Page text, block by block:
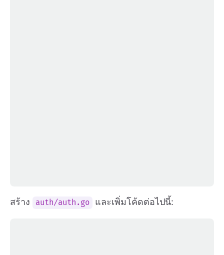
สร้าง auth/auth.go และเพิ่มโค้ดต่อไปนี้: